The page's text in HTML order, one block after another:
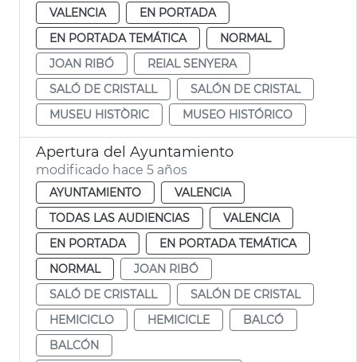
VALENCIA
EN PORTADA
EN PORTADA TEMÁTICA
NORMAL
JOAN RIBÓ
REIAL SENYERA
SALÓ DE CRISTALL
SALÓN DE CRISTAL
MUSEU HISTÒRIC
MUSEO HISTÓRICO
Apertura del Ayuntamiento
modificado hace 5 años
AYUNTAMIENTO
VALENCIA
TODAS LAS AUDIENCIAS
VALENCIA
EN PORTADA
EN PORTADA TEMÁTICA
NORMAL
JOAN RIBÓ
SALÓ DE CRISTALL
SALÓN DE CRISTAL
HEMICICLO
HEMICICLE
BALCÓ
BALCÓN